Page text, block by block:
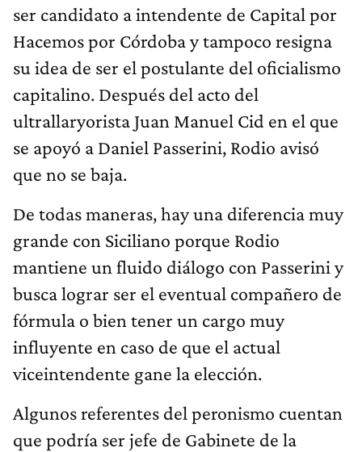
ser candidato a intendente de Capital por
Hacemos por Córdoba y tampoco resigna
su idea de ser el postulante del oficialismo
capitalino. Después del acto del
ultrallaryorista Juan Manuel Cid en el que
se apoyó a Daniel Passerini, Rodio avisó
que no se baja.
De todas maneras, hay una diferencia muy
grande con Siciliano porque Rodio
mantiene un fluido diálogo con Passerini y
busca lograr ser el eventual compañero de
fórmula o bien tener un cargo muy
influyente en caso de que el actual
viceintendente gane la elección.
Algunos referentes del peronismo cuentan
que podría ser jefe de Gabinete de la